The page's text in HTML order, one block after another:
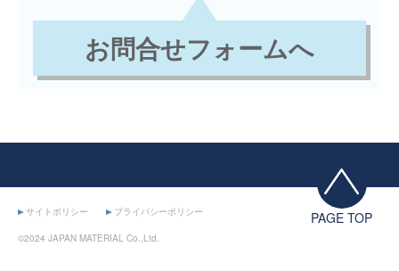
お問合せフォームへ
PAGE TOP
©2024 JAPAN MATERIAL Co.,Ltd.
サイトポリシー プライバシーポリシー